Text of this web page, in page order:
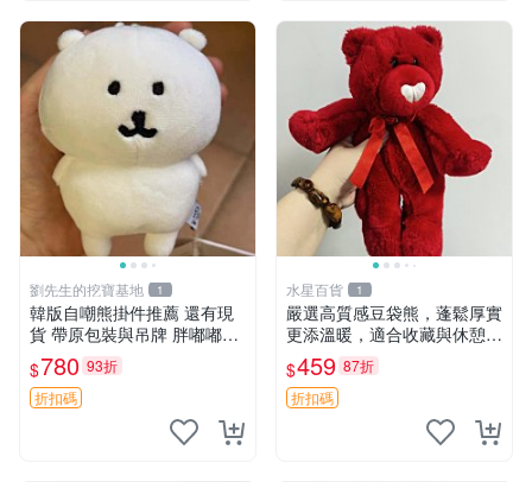
劉先生的挖寶基地 1
韓版自嘲熊掛件推薦 還有現
貨 帶原包裝與吊牌 胖嘟嘟超
可愛 毛絨手感佳 小熊掛件 自
嘲抱枕 小熊抱枕
$780 93折
折扣碼
水星百貨 1
嚴選高質感豆袋熊，蓬鬆厚實
更添溫暖，適合收藏與休憩。
前胸填充飽滿，背部亦具優雅
設計。 豆袋熊 保暖 溫柔 蓬
松
$459 87折
折扣碼